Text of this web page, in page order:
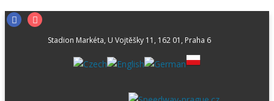
SkipFacebookInstagram
Stadion Markéta, U Vojtěšky 11, 162 01, Praha 6